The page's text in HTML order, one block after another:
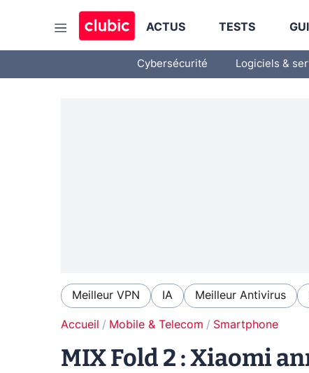
ACTUS TESTS
Cybersécurité Logiciels &
Meilleur VPN IA Meilleur Antivirus
Accueil Mobile & Telecom Smartphone
MIX Fold 2 : Xiaomi